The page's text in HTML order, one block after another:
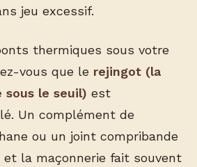
jeu excessif.
thermiques sous votre
vous que le rejingot (la
sous le seuil) est
Un complément de
ou un joint compribande
la maçonnerie fait souvent